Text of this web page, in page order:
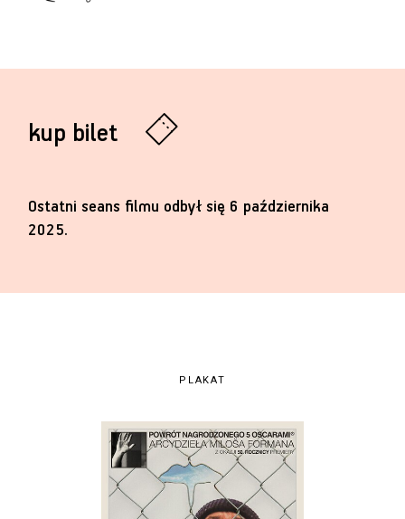
kup bilet
Ostatni seans filmu odbył się 6 października
2025.
PLAKAT